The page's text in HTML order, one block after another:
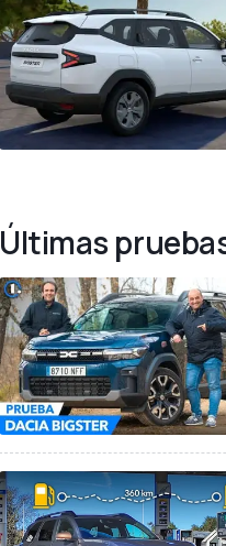
Últimas